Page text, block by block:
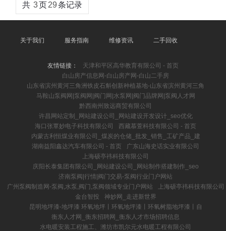
共 3页29条记录
关于我们 服务指南 维修资讯 二手回收
友情链接：
天津和平区高华教育有限公司 - 首页
白山房产信息网-白山房产网-白山二手房
山东省滨州黄河三角洲铁皮石斛创新种植基地-山东省滨州黄河三角
马鞍山泵阀网|泵阀网|阀门网|水泵网|阀门品牌网|泵阀人才网
黔西南州致远商贸有限公司
许昌网站定制_网站建设公司_网站建设开发设计_seo优化
海口张覃妙电子科技有限公司
西藏慕萱科技有限公司 - 首页
内蒙古利恒煤业有限公司_煤炭的仓储_批发_销售_工矿产品_建
湖南益阳鑫达汽车有限公司 - 首页
广东山海史话实业有限公司
上海硕亭祎科技有限公司
庆阳长泰集团有限公司_网站建设公司_网站制作搭建制作_seo
济南泵阀|行情|阀门交易-泵阀行业门户网站
广州泵阀制造网-泵阀,水泵,阀门,泵阀领域专业门户网站
上海硕亭祎科技有限公司
金台智投
神妙网_走进新世界
昆明地坪漆-地坪漆 环氧地坪丨环氧地坪漆丨环氧树脂地坪漆丨自
衡东人才网_衡东招聘网_衡东人才市场招聘信息
水电暖安装工程施工、潍坊市凯尔元水电暖工程有限公司